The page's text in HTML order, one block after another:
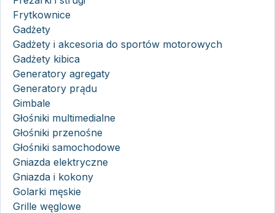
Frytkownice
Gadżety
Gadżety i akcesoria do sportów motorowych
Gadżety kibica
Generatory agregaty
Generatory prądu
Gimbale
Głośniki multimedialne
Głośniki przenośne
Głośniki samochodowe
Gniazda elektryczne
Gniazda i kokony
Golarki męskie
Grille węglowe